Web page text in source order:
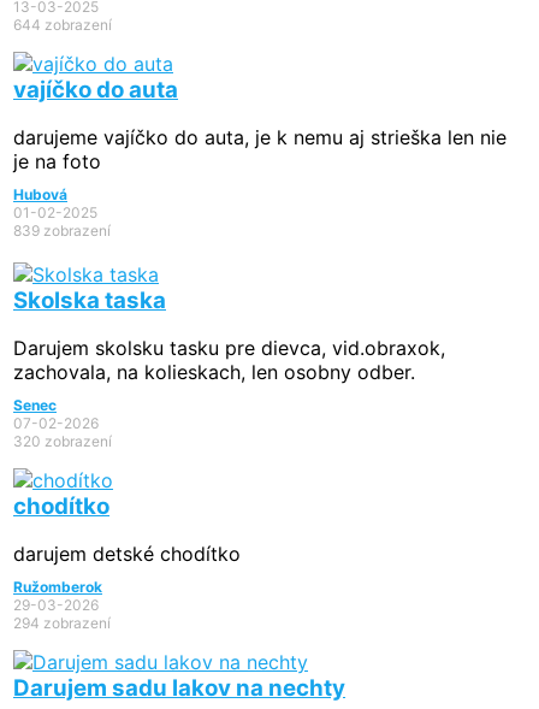
13-03-2025
644 zobrazení
vajíčko do auta
darujeme vajíčko do auta, je k nemu aj strieška len nie
je na foto
Hubová
01-02-2025
839 zobrazení
Skolska taska
Darujem skolsku tasku pre dievca, vid.obraxok,
zachovala, na kolieskach, len osobny odber.
Senec
07-02-2026
320 zobrazení
chodítko
darujem detské chodítko
Ružomberok
29-03-2026
294 zobrazení
Darujem sadu lakov na nechty